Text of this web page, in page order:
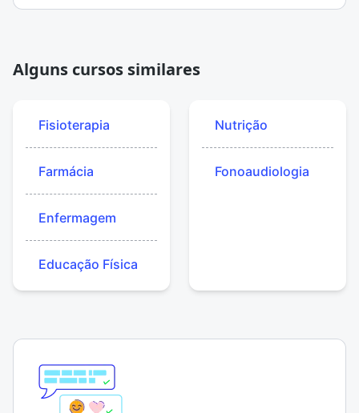
Alguns cursos similares
Fisioterapia
Farmácia
Enfermagem
Educação Física
Nutrição
Fonoaudiologia